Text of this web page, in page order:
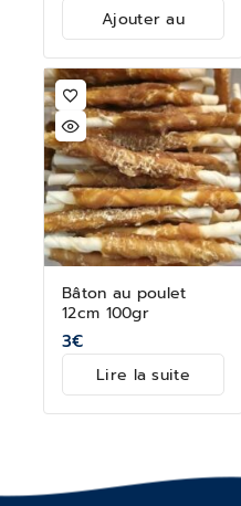
Ajouter au
Bâton au poulet
12cm 100gr
3€
Lire la suite